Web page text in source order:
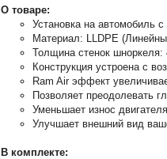
О товаре:
Установка на автомобиль
Материал: LLDPE
Толщина стенок
Конструкция устроена с
Ram Air эффект
Позволяет преодолевать
Уменьшает износ
Улучшает внешний вид
В комплекте: